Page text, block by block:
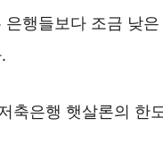
은행들보다 조금 낮
축은행 햇살론의 한